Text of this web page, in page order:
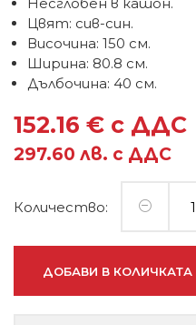
Цвят: сив-син.
Височина: 150 см.
Ширина: 80.8 см.
Дълбочина: 40 см.
152.16 € с ДДС
297.60 лв. с ДДС
Количество:
ДОБАВИ В КОЛИЧКАТА